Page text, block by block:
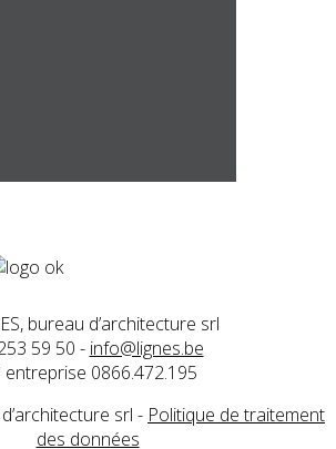
bureau d’architecture srl
59 50 - info@lignes.be
entreprise 0866.472.195
srl - Politique de traitement
des données